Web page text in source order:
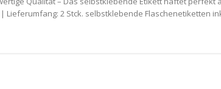
Lieferumfang: 2 Stck. selbstklebende Flaschenetiketten